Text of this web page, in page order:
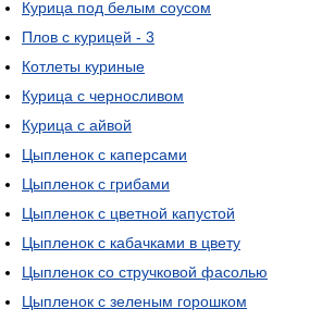
Курица под белым соусом
Плов с курицей - 3
Котлеты куриные
Курица с черносливом
Курица с айвой
Цыпленок с каперсами
Цыпленок с грибами
Цыпленок с цветной капустой
Цыпленок с кабачками в цвету
Цыпленок со стручковой фасолью
Цыпленок с зеленым горошком